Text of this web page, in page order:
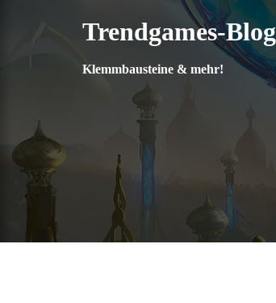
Trendgames-Blog
Klemmbausteine & mehr!